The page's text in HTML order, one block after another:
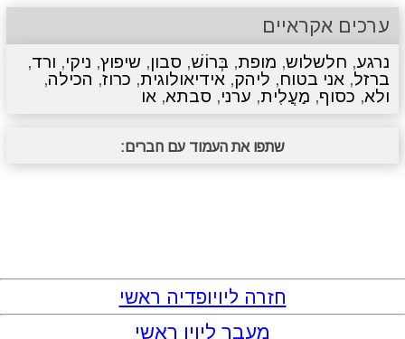
ערכים אקראיים
נרגע, חלשלוש, מופת, בְּרוֹשׁ, סבון, שיפוץ, ניקי, ורד,
ברזל, אני בטוח, ליהק, אידיאולוגית, כרוז, הכילה,
ולא, כסוף, מַעֲלִית, ערני, סבתא, או
שתפו את העמוד עם חברים:
חזרה ליויופדיה ראשי
מעבר ליויו ראשי